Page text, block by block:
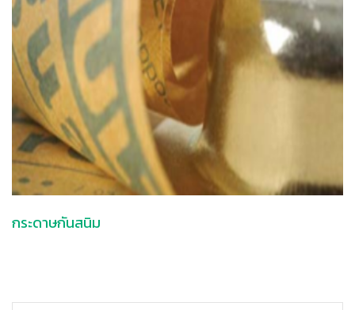
กระดาษกันสนิม